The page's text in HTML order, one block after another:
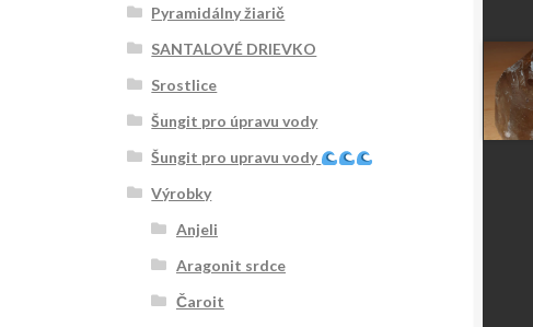
Pyramidálny žiarič
SANTALOVÉ DRIEVKO
Srostlice
Šungit pro úpravu vody
Šungit pro upravu vody
Výrobky
Anjeli
Aragonit srdce
Čaroit